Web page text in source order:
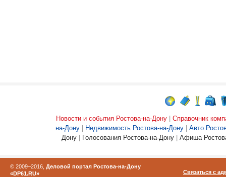
Новости и события Ростова-на-Дону
Справочник
на-Дону
Недвижимость Ростова-на-Дону
Авто
Дону
Голосования Ростова-на-Дону Афиша
© 2009–2016, Деловой портал Ростова-на-Дону
«DP61.RU»
Связаться с